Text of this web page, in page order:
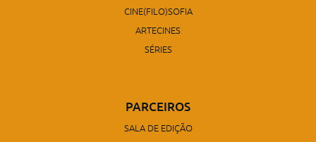
CINE(FILO)SOFIA
ARTECINES
SÉRIES
PARCEIROS
SALA DE EDIÇÃO